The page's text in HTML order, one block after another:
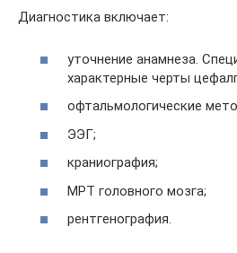
Диагностика включает:
уточнение анамнеза.
характерные черты
офтальмологические
ЭЭГ;
краниография;
МРТ головного мозга;
рентгенография.